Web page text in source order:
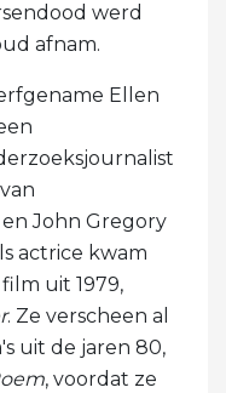
werd
afnam.
Ellen
John Gregory
actrice kwam
uit 1979,
. Ze verscheen al
uit de jaren 80,
, voordat ze